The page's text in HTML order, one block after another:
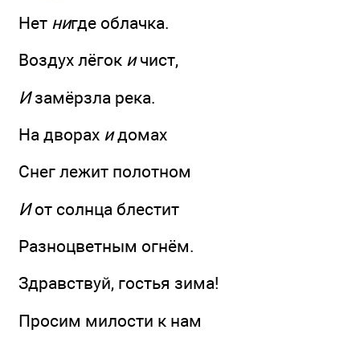
Нет нигде облачка.
Воздух лёгок ичист,
Изамёрзла река.
На дворах идомах
Снег лежит полотном
Иот солнца блестит
Разноцветным огнём.
Здравствуй, гостья зима!
Просим милости к нам